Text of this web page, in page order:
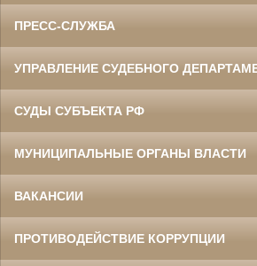
ПРЕСС-СЛУЖБА
УПРАВЛЕНИЕ СУДЕБНОГО
СУДЫ СУБЪЕКТА РФ
МУНИЦИПАЛЬНЫЕ ОРГАНЫ ВЛАСТИ
ВАКАНСИИ
ПРОТИВОДЕЙСТВИЕ КОРРУПЦИИ